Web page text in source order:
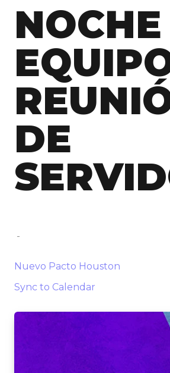
DE
-
Nuevo Pacto Houston
Sync to Calendar